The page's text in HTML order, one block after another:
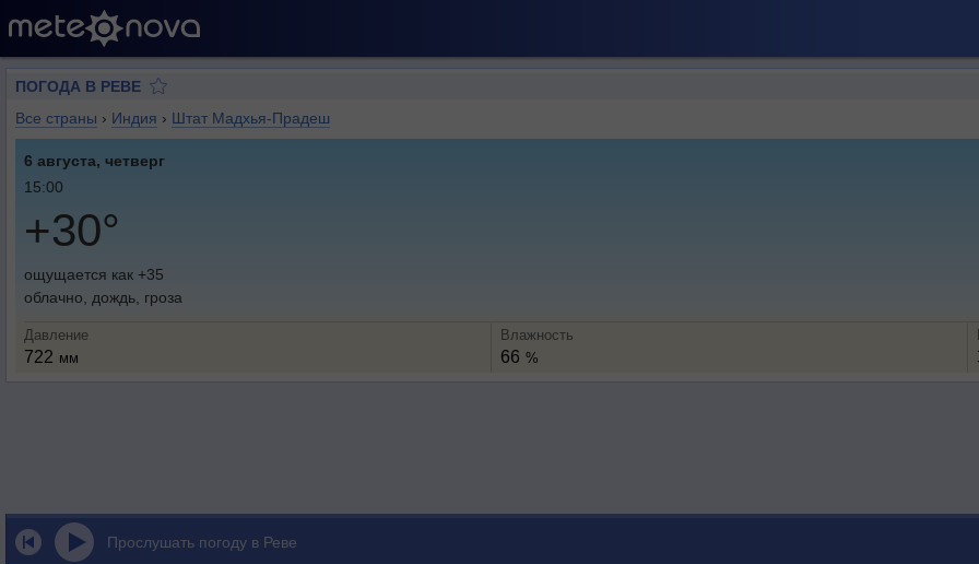
ПОГОДА В РЕВЕ
Все страны › Индия › Штат Мадхья-Прадеш
6 августа, четверг
15:00
+30°
ощущается как +35
облачно, дождь, гроза
Давление
722 мм
Влажность
66 %
Прослушать погоду в Реве